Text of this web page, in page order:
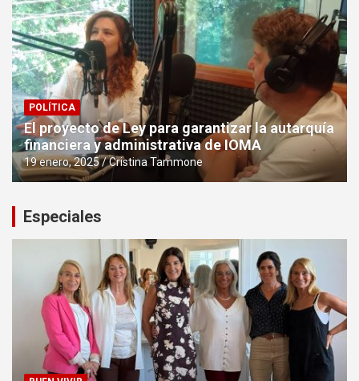
POLÍTICA
El proyecto de Ley para garantizar la autarquía
financiera y administrativa de IOMA
19 enero, 2025 Cristina Tammone
Especiales